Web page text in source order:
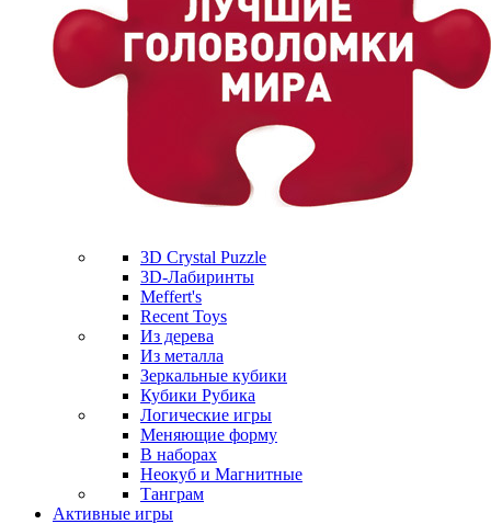
3D Crystal Puzzle
3D-Лабиринты
Meffert's
Recent Toys
Из дерева
Из металла
Зеркальные кубики
Кубики Рубика
Логические игры
Меняющие форму
В наборах
Неокуб и Магнитные
Танграм
Активные игры